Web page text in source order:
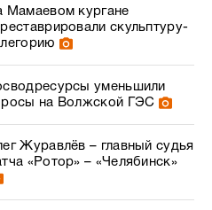
Мамаевом кургане
скульптуру-
уменьшили
на Волжской ГЭС
Журавлёв – главный судья
«Ротор» – «Челябинск»